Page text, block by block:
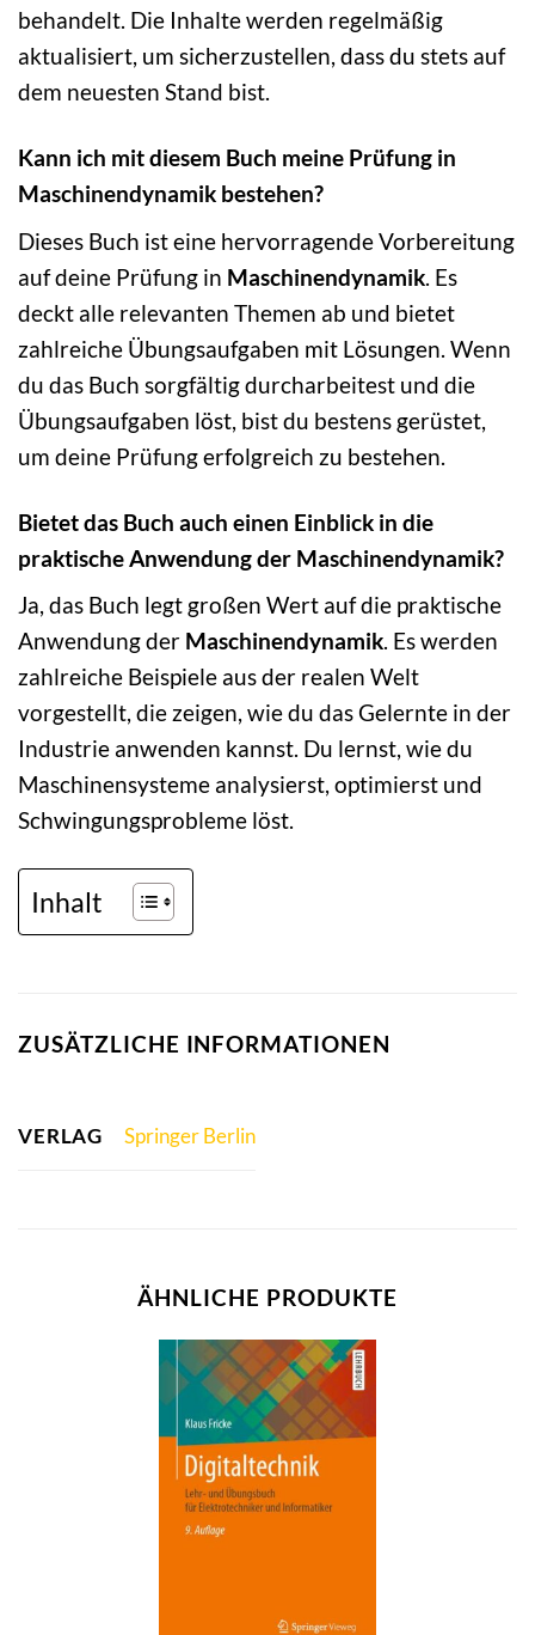
behandelt. Die Inhalte werden regelmäßig
aktualisiert, um sicherzustellen, dass du stets auf
dem neuesten Stand bist.
Kann ich mit diesem Buch meine Prüfung in
Maschinendynamik bestehen?
Dieses Buch ist eine hervorragende Vorbereitung
auf deine Prüfung in Maschinendynamik. Es
deckt alle relevanten Themen ab und bietet
zahlreiche Übungsaufgaben mit Lösungen. Wenn
du das Buch sorgfältig durcharbeitest und die
Übungsaufgaben löst, bist du bestens gerüstet,
um deine Prüfung erfolgreich zu bestehen.
Bietet das Buch auch einen Einblick in die
praktische Anwendung der Maschinendynamik?
Ja, das Buch legt großen Wert auf die praktische
Anwendung der Maschinendynamik. Es werden
zahlreiche Beispiele aus der realen Welt
vorgestellt, die zeigen, wie du das Gelernte in der
Industrie anwenden kannst. Du lernst, wie du
Maschinensysteme analysierst, optimierst und
Schwingungsprobleme löst.
Inhalt
ZUSÄTZLICHE INFORMATIONEN
VERLAG Springer Berlin
ÄHNLICHE PRODUKTE